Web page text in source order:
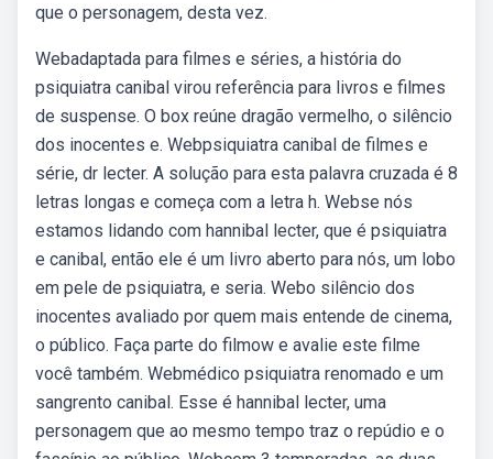
que o personagem, desta vez.
Webadaptada para filmes e séries, a história do
psiquiatra canibal virou referência para livros e filmes
de suspense. O box reúne dragão vermelho, o silêncio
dos inocentes e. Webpsiquiatra canibal de filmes e
série, dr lecter. A solução para esta palavra cruzada é 8
letras longas e começa com a letra h. Webse nós
estamos lidando com hannibal lecter, que é psiquiatra
e canibal, então ele é um livro aberto para nós, um lobo
em pele de psiquiatra, e seria. Webo silêncio dos
inocentes avaliado por quem mais entende de cinema,
o público. Faça parte do filmow e avalie este filme
você também. Webmédico psiquiatra renomado e um
sangrento canibal. Esse é hannibal lecter, uma
personagem que ao mesmo tempo traz o repúdio e o